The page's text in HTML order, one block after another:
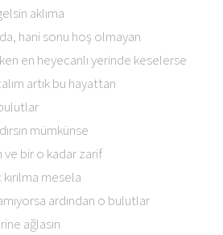
aklıma
hani sonu hoş olmayan
en heyecanlı yerinde keselerse
artık bu hayattan
mümkünse
ve bir o kadar zarif
mesela
ardından o bulutlar
ağlasın